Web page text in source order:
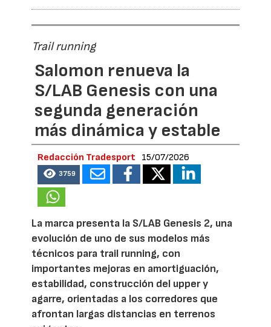
Trail running
Salomon renueva la
S/LAB Genesis con una
segunda generación
más dinámica y estable
Redacción Tradesport 15/07/2026
3759
La marca presenta la S/LAB Genesis 2, una
evolución de uno de sus modelos más
técnicos para trail running, con
importantes mejoras en amortiguación,
estabilidad, construcción del upper y
agarre, orientadas a los corredores que
afrontan largas distancias en terrenos